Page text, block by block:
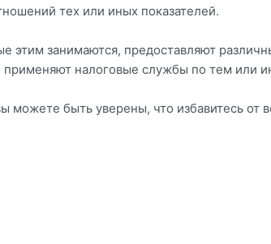
тех или иных показателей.
этим занимаются, предоставляют
налоговые службы по тем или
можете быть уверены, что избавитесь